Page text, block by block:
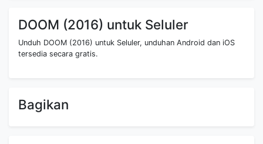
DOOM (2016) untuk Seluler
Unduh DOOM (2016) untuk Seluler, unduhan Android dan iOS
tersedia secara gratis.
Bagikan